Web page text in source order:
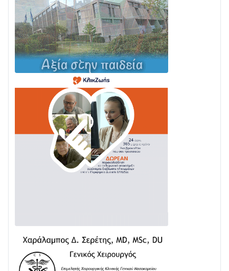
04/08 • 19:47
Σε τροχιά υλοποίησης η Παράκαμψη του Κέντρου
της Ναυπάκτου
04/08 • 12:08
Σε φουλ ρυθμούς το τμήμα Βόνιτσα – Άγιος Νικόλαος
| Αυτοψία Καββαδά
Με Αρχιερατική Λαμπρότητα η Πανήγυρη της
Μεταμορφώσεως του Σωτήρος στο Γολέμι
03/08 • 07:45
Ενισχύεται η Πολιτική Προστασία στο Δήμο Αγρινίου
με δύο νέα υδροφόρα οχήματα
02/08 • 18:26
Διαβάστε την «Ναυπακτία» που κυκλοφορεί
24/07 • 11:31